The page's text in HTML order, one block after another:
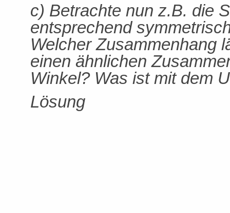
c) Betrachte nun z.B. die
entsprechend
Welcher Zusammenhang
einen ähnlichen
Winkel? Was ist mit dem
Lösung